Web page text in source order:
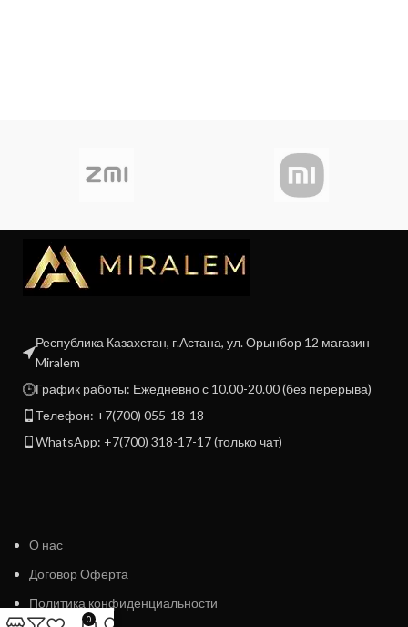
Республика Казахстан, г.Астана, ул. Орынбор 12 магазин
Miralem
График работы: Ежедневно с 10.00-20.00 (без перерыва)
Телефон: +7(700) 055-18-18
WhatsApp: +7(700) 318-17-17 (только чат)
О нас
Договор Оферта
Политика конфиденциальности
0